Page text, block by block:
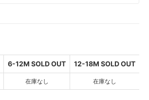
SOLD OUT
4,063円(内税)
SOLD OUT
6-12M SOLD OUT 12-18M SOLD OUT
在庫なし 在庫なし